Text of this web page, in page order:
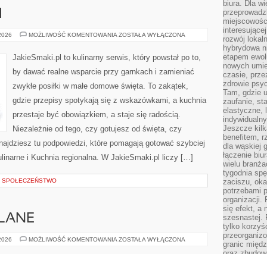
MOŻLIWOŚĆ KOMENTOWANIA SOSY
ZOSTAŁA WYŁĄCZONA
JakieSmaki.pl to kulinarny serwis, który powstał po to,
by dawać realne wsparcie przy garnkach i zamieniać
zwykłe posiłki w małe domowe święta. To zakątek,
gdzie przepisy spotykają się z wskazówkami, a kuchnia
przestaje być obowiązkiem, a staje się radością.
Niezależnie od tego, czy gotujesz od święta, czy
tu podpowiedzi, które pomagają gotować szybciej
i Kuchnia regionalna. W JakieSmaki.pl liczy […]
SPOŁECZEŃSTWO
MOŻLIWOŚĆ KOMENTOWANIA PORADY
ZOSTAŁA WYŁĄCZONA
biura. Dla
rozwój
hybrydowa
etapem
nowych
czasie,
zdrowie
Tam, gdzie
zaufanie,
elastyczne,
Jeszcze
benefitem,
dla wąskiej
łączenie
wielu
tygodnia
zaciszu,
potrzebami
organizacji.
się efekt, a
szesnastej.
tylko
granic